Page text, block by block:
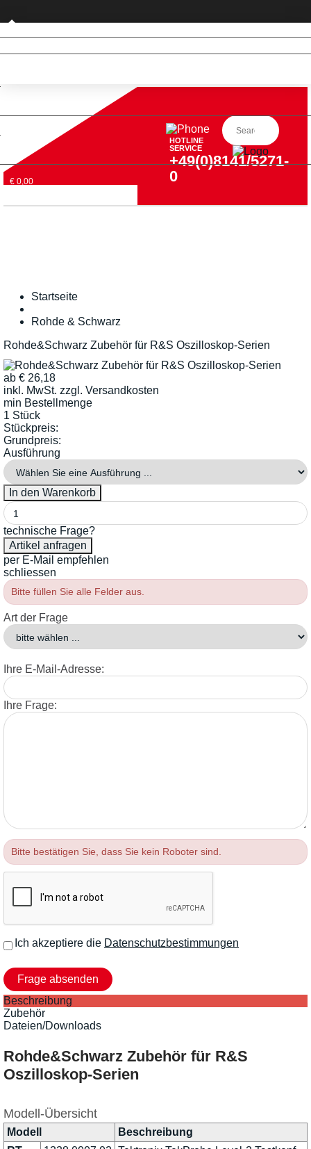
Privatkunde (nur DE)
€ 0,00
HOTLINE
SERVICE
+49(0)8141/5271-
0
Startseite
Rohde & Schwarz
Rohde&Schwarz Zubehör für R&S Oszilloskop-Serien
ab € 26,18
inkl. MwSt. zzgl. Versandkosten
min Bestellmenge
1 Stück
Stückpreis:
Grundpreis:
Ausführung
technische Frage?
per E-Mail empfehlen
schliessen
Bitte füllen Sie alle Felder aus.
Art der Frage
Ihre E-Mail-Adresse:
Ihre Frage:
Bitte bestätigen Sie, dass Sie kein Roboter sind.
Ich akzeptiere die Datenschutzbestimmungen
Beschreibung
Zubehör
Dateien/Downloads
Rohde&Schwarz Zubehör für R&S
Oszilloskop-Serien
Modell-Übersicht
Modell
Beschreibung